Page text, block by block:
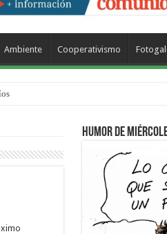
Ambiente Cooperativismo
Humor de